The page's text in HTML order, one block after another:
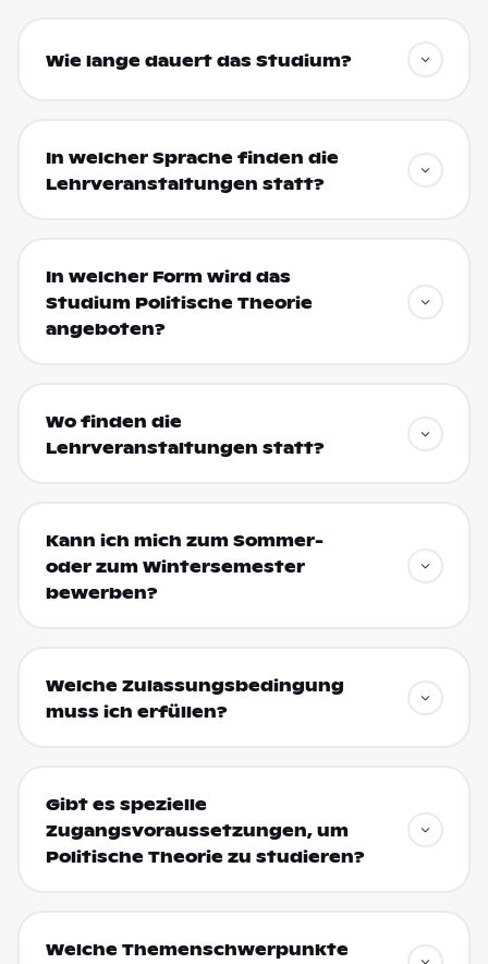
Wie lange dauert das Studium?
In welcher Sprache finden die
Lehrveranstaltungen statt?
In welcher Form wird das
Studium Politische Theorie
angeboten?
Wo finden die
Lehrveranstaltungen statt?
Kann ich mich zum Sommer-
oder zum Wintersemester
bewerben?
Welche Zulassungsbedingung
muss ich erfüllen?
Gibt es spezielle
Zugangsvoraussetzungen, um
Politische Theorie zu studieren?
Welche Themenschwerpunkte